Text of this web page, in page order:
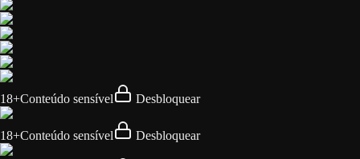
18+Conteúdo sensível Desbloquear
18+Conteúdo sensível Desbloquear